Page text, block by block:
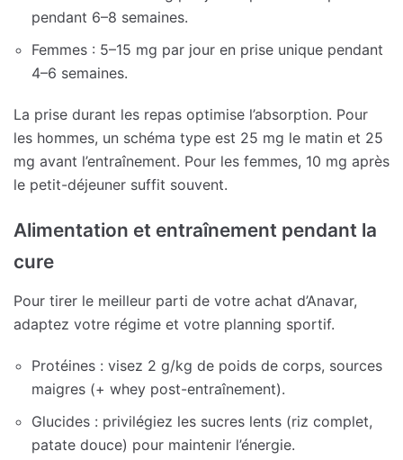
pendant 6–8 semaines.
Femmes : 5–15 mg par jour en prise unique pendant
4–6 semaines.
La prise durant les repas optimise l’absorption. Pour
les hommes, un schéma type est 25 mg le matin et 25
mg avant l’entraînement. Pour les femmes, 10 mg après
le petit-déjeuner suffit souvent.
Alimentation et entraînement pendant la
cure
Pour tirer le meilleur parti de votre achat d’Anavar,
adaptez votre régime et votre planning sportif.
Protéines : visez 2 g/kg de poids de corps, sources
maigres (+ whey post-entraînement).
Glucides : privilégiez les sucres lents (riz complet,
patate douce) pour maintenir l’énergie.